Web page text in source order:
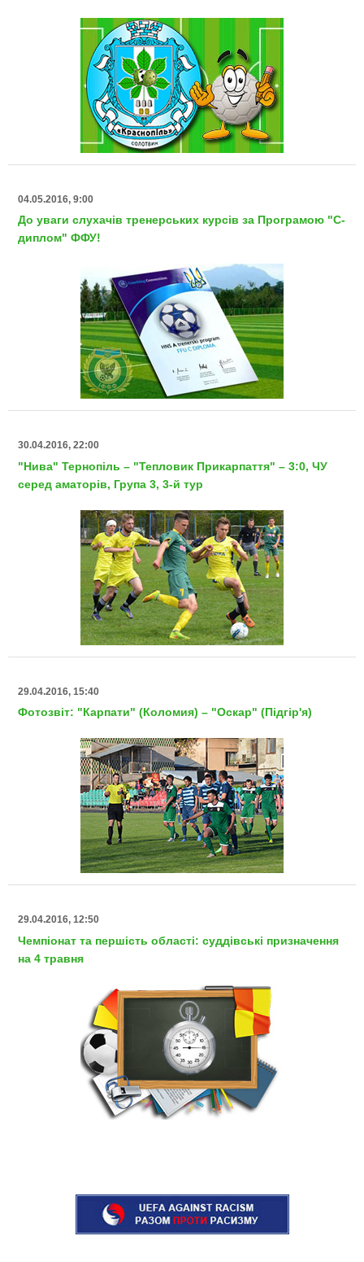
04.05.2016, 9:00
До уваги слухачів тренерських курсів за Програмою "С-
диплом" ФФУ!
30.04.2016, 22:00
"Нива" Тернопіль – "Тепловик Прикарпаття" – 3:0, ЧУ
серед аматорів, Група 3, 3-й тур
29.04.2016, 15:40
Фотозвіт: "Карпати" (Коломия) – "Оскар" (Підгір'я)
29.04.2016, 12:50
Чемпіонат та першість області: суддівські призначення
на 4 травня